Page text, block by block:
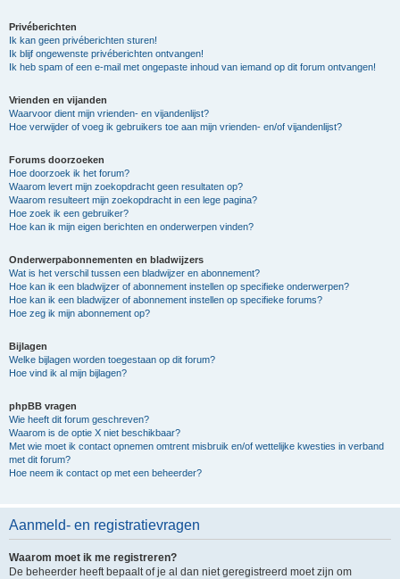
Privéberichten
Ik kan geen privéberichten sturen!
Ik blijf ongewenste privéberichten ontvangen!
Ik heb spam of een e-mail met ongepaste inhoud van iemand op dit forum ontvangen!
Vrienden en vijanden
Waarvoor dient mijn vrienden- en vijandenlijst?
Hoe verwijder of voeg ik gebruikers toe aan mijn vrienden- en/of vijandenlijst?
Forums doorzoeken
Hoe doorzoek ik het forum?
Waarom levert mijn zoekopdracht geen resultaten op?
Waarom resulteert mijn zoekopdracht in een lege pagina?
Hoe zoek ik een gebruiker?
Hoe kan ik mijn eigen berichten en onderwerpen vinden?
Onderwerpabonnementen en bladwijzers
Wat is het verschil tussen een bladwijzer en abonnement?
Hoe kan ik een bladwijzer of abonnement instellen op specifieke onderwerpen?
Hoe kan ik een bladwijzer of abonnement instellen op specifieke forums?
Hoe zeg ik mijn abonnement op?
Bijlagen
Welke bijlagen worden toegestaan op dit forum?
Hoe vind ik al mijn bijlagen?
phpBB vragen
Wie heeft dit forum geschreven?
Waarom is de optie X niet beschikbaar?
Met wie moet ik contact opnemen omtrent misbruik en/of wettelijke kwesties in verband
met dit forum?
Hoe neem ik contact op met een beheerder?
Aanmeld- en registratievragen
Waarom moet ik me registreren?
De beheerder heeft bepaalt of je al dan niet geregistreerd moet zijn om